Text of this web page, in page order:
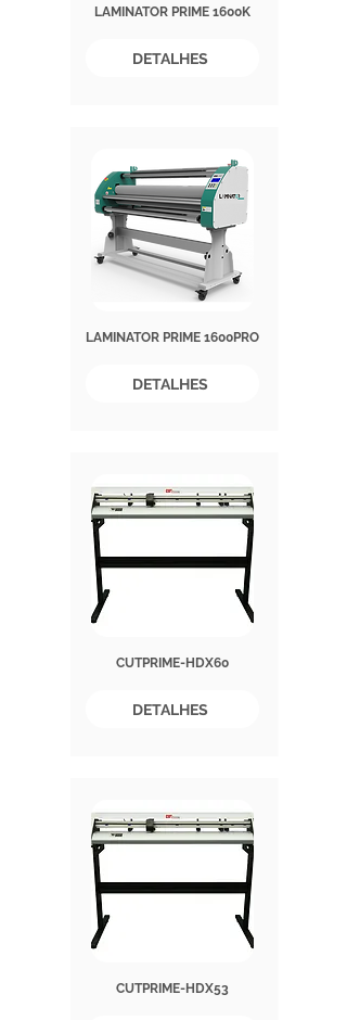
LAMINATOR PRIME 1600K
DETALHES
LAMINATOR PRIME 1600PRO
DETALHES
CUTPRIME-HDX60
DETALHES
CUTPRIME-HDX53